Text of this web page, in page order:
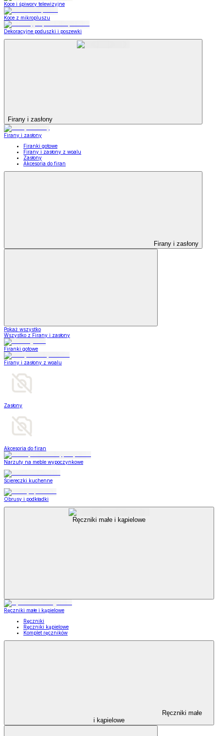
Koce i śpiwory telewizyjne
Koce z mikropluszu
Dekoracyjne poduszki i poszewki
Firany i zasłony
Firany i zasłony
Firanki gotowe
Firany i zasłony z woalu
Zasłony
Akcesoria do firan
Firany i zasłony
Pokaż wszystko
Wszystko z Firany i zasłony
Firanki gotowe
Firany i zasłony z woalu
Zasłony
Akcesoria do firan
Narzuty na meble wypoczynkowe
Ściereczki kuchenne
Obrusy i podkładki
Ręczniki małe i kąpielowe
Ręczniki małe i kąpielowe
Ręczniki
Ręczniki kąpielowe
Komplet ręczników
Ręczniki małe
i kąpielowe